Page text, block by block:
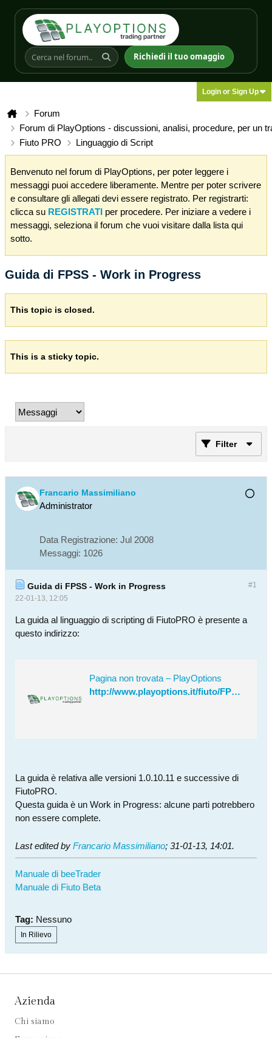
Richiedi il tuo omaggio
Login or Sign Up
Forum
Forum di PlayOptions - discussioni, analisi, procedure, per un
Fiuto PRO
Linguaggio di Script
Benvenuto nel forum di PlayOptions, per poter leggere i
messaggi puoi accedere liberamente. Mentre per poter scrivere
e consultare gli allegati devi essere registrato. Per registrarti:
clicca su REGISTRATI per procedere. Per iniziare a vedere i
messaggi, seleziona il forum che vuoi visitare dalla lista qui
sotto.
Guida di FPSS - Work in Progress
This topic is closed.
This is a sticky topic.
Filter
Francario Massimiliano
Administrator
Data Registrazione: Jul 2008
Messaggi: 1026
#1
Guida di FPSS - Work in Progress
22-01-13, 12:05
La guida al linguaggio di scripting di FiutoPRO è presente a
questo indirizzo:
Pagina non trovata – PlayOptions
http://www.playoptions.it/fiuto/FPSS.pdf
La guida è relativa alle versioni 1.0.10.11 e successive di
FiutoPRO.
Questa guida è un Work in Progress: alcune parti potrebbero
non essere complete.
Last edited by Francario Massimiliano; 31-01-13, 14:01.
Manuale di beeTrader
Manuale di Fiuto Beta
Tag: Nessuno
In Rilievo
Azienda
Chi siamo